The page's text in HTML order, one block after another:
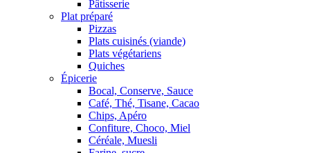
Pâtisserie
Plat préparé
Pizzas
Plats cuisinés (viande)
Plats végétariens
Quiches
Épicerie
Bocal, Conserve, Sauce
Café, Thé, Tisane, Cacao
Chips, Apéro
Confiture, Choco, Miel
Céréale, Muesli